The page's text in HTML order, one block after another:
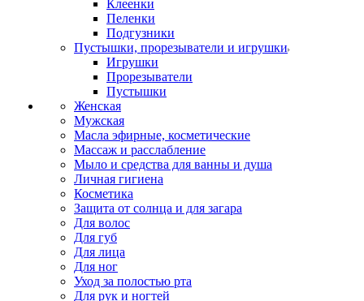
Клеенки
Пеленки
Подгузники
Пустышки, прорезыватели и игрушки
Игрушки
Прорезыватели
Пустышки
Женская
Мужская
Масла эфирные, косметические
Массаж и расслабление
Мыло и средства для ванны и душа
Личная гигиена
Косметика
Защита от солнца и для загара
Для волос
Для губ
Для лица
Для ног
Уход за полостью рта
Для рук и ногтей